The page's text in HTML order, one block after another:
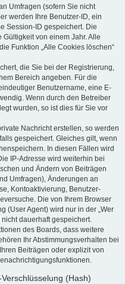
Umfragen (sofern Sie nicht
werden Ihre Benutzer-ID, ein
Session-ID gespeichert. Die
von einem Jahr. Alle
Funktion „Alle Cookies löschen“
die Sie bei der Registrierung,
Bereich angeben. Für die
Benutzername, eine E-
Wenn durch den Betreiber
wurden, so ist dies für Sie vor
Nachricht erstellen, so werden
gespeichert. Gleiches gilt, wenn
In diesen Fällen wird
IP-Adresse wird weiterhin bei
und Ändern von Beiträgen
Umfragen), Änderungen an
Kontoaktivierung, Benutzer-
Die von Ihrem Browser
(User Agent) wird nur in der „Wer
dauerhaft gespeichert.
des Boards, dass weitere
Ihr Abstimmungsverhalten bei
Beiträgen oder explizit von
(Hash)